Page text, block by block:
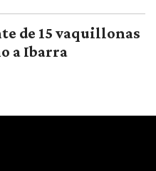
de 15 vaquillonas
a Ibarra